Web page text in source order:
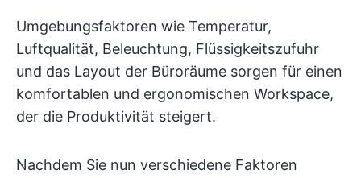
Umgebungsfaktoren wie Temperatur,
Luftqualität, Beleuchtung, Flüssigkeitszufuhr
und das Layout der Büroräume sorgen für einen
komfortablen und ergonomischen Workspace,
der die Produktivität steigert.
Nachdem Sie nun verschiedene Faktoren